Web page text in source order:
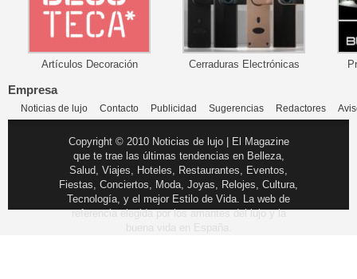
Artículos Decoración Cerraduras Electrónicas
Empresa
Noticias de lujo Contacto Publicidad Sugerencias Redactores
Copyright © 2010 Noticias de lujo | El Magazine
que te trae las últimas tendencias en Belleza,
Salud, Viajes, Hoteles, Restaurantes, Eventos,
Fiestas, Conciertos, Moda, Joyas, Relojes, Cultura,
Tecnología, y el mejor Estilo de Vida. La web de
referencia elegida por los amantes del lujo y la